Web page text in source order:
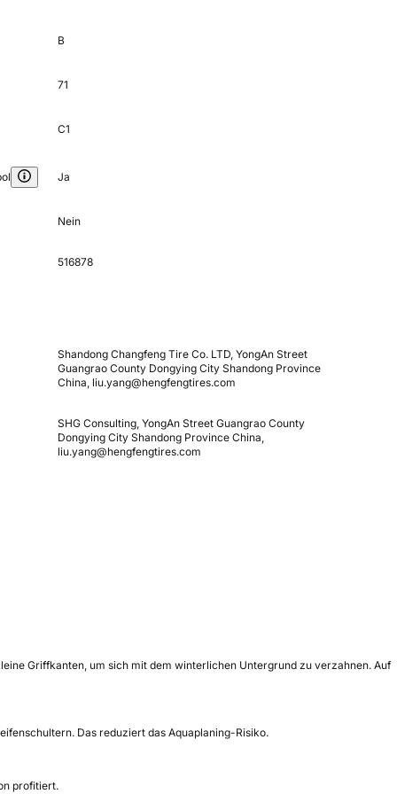
B
71
C1
Ja
Nein
516878
Shandong Changfeng Tire Co. LTD, YongAn Street
Guangrao County Dongying City Shandong Province
China, liu.yang@hengfengtires.com
SHG Consulting, YongAn Street Guangrao County
Dongying City Shandong Province China,
liu.yang@hengfengtires.com
Griffkanten, um sich mit dem winterlichen Untergrund zu verzahnen. Auf
Das reduziert das Aquaplaning-Risiko.
profitiert.